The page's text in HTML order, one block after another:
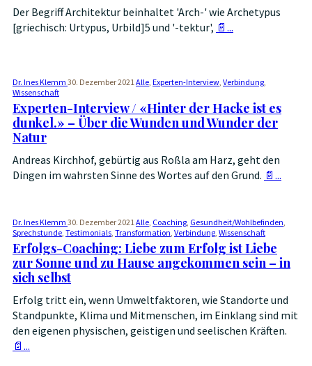
Der Begriff Architektur beinhaltet 'Arch-' wie Archetypus
[griechisch: Urtypus, Urbild]5 und '-tektur', 📄...
Dr. Ines Klemm 30. Dezember 2021Alle, Experten-Interview, Verbindung,
Wissenschaft
Experten-Interview / «Hinter der Hacke ist es
dunkel.» – Über die Wunden und Wunder der
Natur
Andreas Kirchhof, gebürtig aus Roßla am Harz, geht den
Dingen im wahrsten Sinne des Wortes auf den Grund. 📄...
Dr. Ines Klemm 30. Dezember 2021Alle, Coaching, Gesundheit/Wohlbefinden,
Sprechstunde, Testimonials, Transformation, Verbindung, Wissenschaft
Erfolgs-Coaching: Liebe zum Erfolg ist Liebe
zur Sonne und zu Hause angekommen sein – in
sich selbst
Erfolg tritt ein, wenn Umweltfaktoren, wie Standorte und
Standpunkte, Klima und Mitmenschen, im Einklang sind mit
den eigenen physischen, geistigen und seelischen Kräften.
📄...